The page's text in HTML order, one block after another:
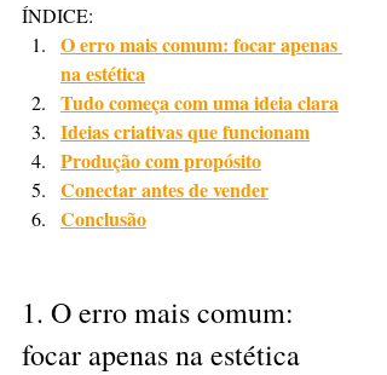
ÍNDICE:
O erro mais comum: focar apenas
na estética
Tudo começa com uma ideia clara
Ideias criativas que funcionam
Produção com propósito
Conectar antes de vender
Conclusão
1. O erro mais comum:
focar apenas na estética